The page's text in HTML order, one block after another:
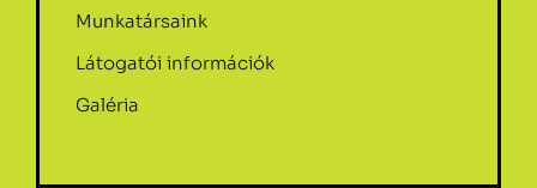
Munkatársaink
Látogatói információk
Galéria